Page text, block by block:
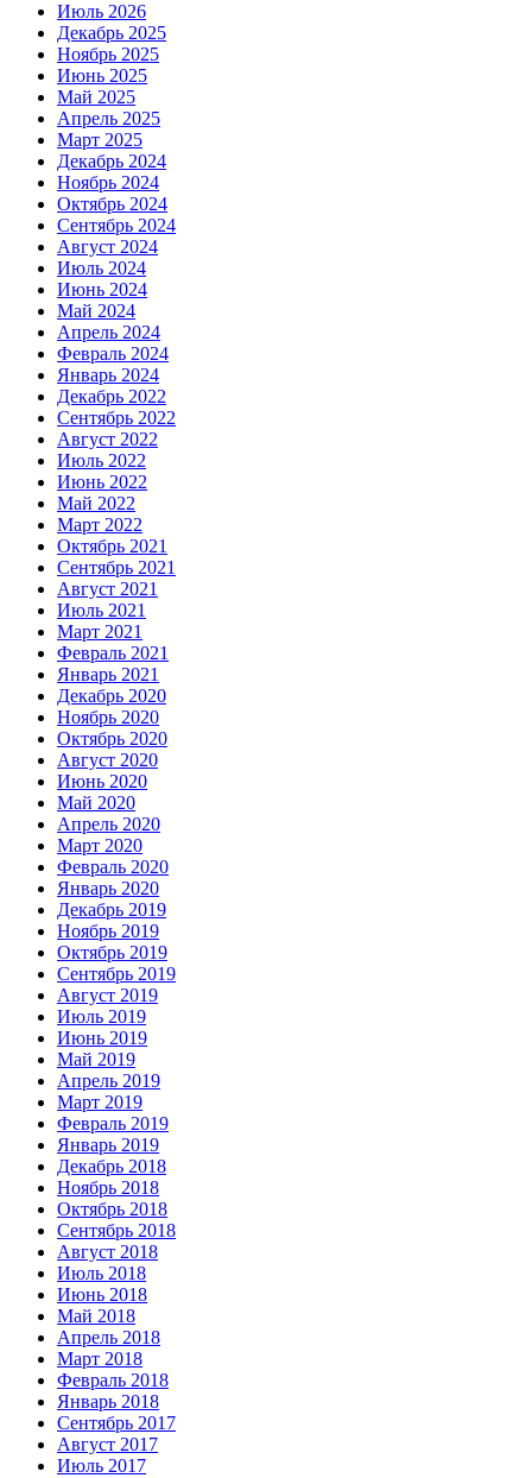
Июль 2026
Декабрь 2025
Ноябрь 2025
Июнь 2025
Май 2025
Апрель 2025
Март 2025
Декабрь 2024
Ноябрь 2024
Октябрь 2024
Сентябрь 2024
Август 2024
Июль 2024
Июнь 2024
Май 2024
Апрель 2024
Февраль 2024
Январь 2024
Декабрь 2022
Сентябрь 2022
Август 2022
Июль 2022
Июнь 2022
Май 2022
Март 2022
Октябрь 2021
Сентябрь 2021
Август 2021
Июль 2021
Март 2021
Февраль 2021
Январь 2021
Декабрь 2020
Ноябрь 2020
Октябрь 2020
Август 2020
Июнь 2020
Май 2020
Апрель 2020
Март 2020
Февраль 2020
Январь 2020
Декабрь 2019
Ноябрь 2019
Октябрь 2019
Сентябрь 2019
Август 2019
Июль 2019
Июнь 2019
Май 2019
Апрель 2019
Март 2019
Февраль 2019
Январь 2019
Декабрь 2018
Ноябрь 2018
Октябрь 2018
Сентябрь 2018
Август 2018
Июль 2018
Июнь 2018
Май 2018
Апрель 2018
Март 2018
Февраль 2018
Январь 2018
Сентябрь 2017
Август 2017
Июль 2017